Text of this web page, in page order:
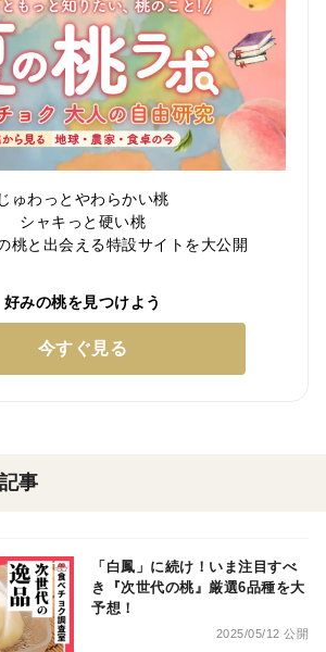
じゅわっとやわらかい桃
シャキっと硬い桃
桃と出会える特設サイトを大公開
好みの桃を見つけよう
今すぐ見る
事
「白鳳」に続け！いま注目すべ
き『次世代の桃』厳選6品種を大
予想！
2025/05/12 公開